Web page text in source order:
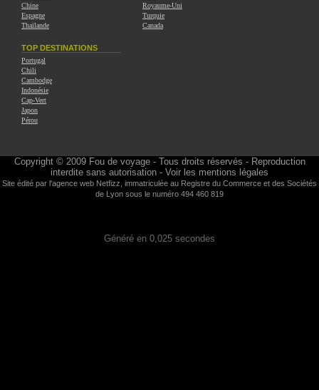
Chine
Espagne
Thaïlande
Royaume-Uni
Turquie
Canada
TOP DESTINATIONS
Portugal
Chili
Cambodge
Indonésie
Cap-Vert
Japon
Pérou
Copyright © 2009 Fou de voyage- Tous droits réservés - Reproduction
interdite sans autorisation - Voir les mentions légales
Site édité par l'agence web Netfizz, immatriculée au Registre du Commerce et des Sociétés
de Lyon sous le numéro 494 460 819
Généré en 0,025 secondes